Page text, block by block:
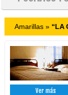
Amarillas » “LA
Ver más